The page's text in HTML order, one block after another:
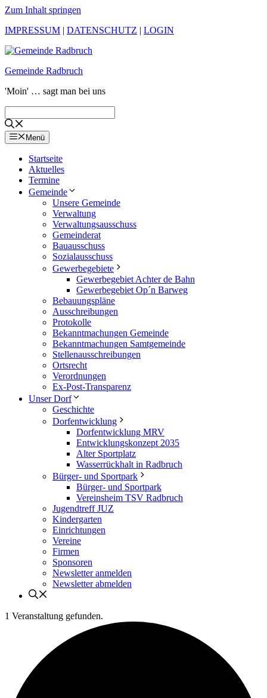
Zum Inhalt springen
IMPRESSUM | DATENSCHUTZ | LOGIN
Gemeinde Radbruch
'Moin' … sagt man bei uns
Menü
Startseite
Aktuelles
Termine
Gemeinde
Unsere Gemeinde
Verwaltung
Verwaltungsausschuss
Gemeinderat
Bauausschuss
Sozialausschuss
Gewerbegebiete
Gewerbegebiet Achter de Bahn
Gewerbegebiet Op´n Barweg
Bebauungspläne
Ausschreibungen
Protokolle
Bekanntmachungen Gemeinde
Bekanntmachungen Samtgemeinde
Stellenausschreibungen
Ortsrecht
Verordnungen
Ex-Post-Transparenz
Unser Dorf
Geschichte
Dorfentwicklung
Dorfentwicklung MRV
Entwicklungskonzept 2035
Alter Sportplatz
Wasserrückhalt in Radbruch
Bürger- und Sportpark
Bürger- und Sportpark
Vereinsheim TSV Radbruch
Jugendtreff JUZ
Kindergarten
Einrichtungen
Vereine
Firmen
Sponsoren
Newsletter anmelden
Newsletter abmelden
1 Veranstaltung gefunden.